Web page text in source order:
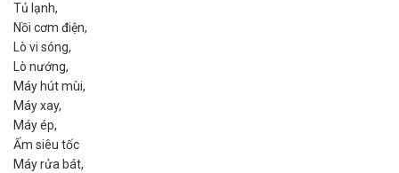
Tủ lạnh,
Nồi cơm điện,
Lò vi sóng,
Lò nướng,
Máy hút mùi,
Máy xay,
Máy ép,
Ấm siêu tốc
Máy rửa bát,